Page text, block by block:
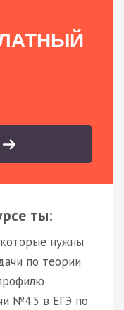
ты:
нужны
по теории
№4.5 в ЕГЭ по